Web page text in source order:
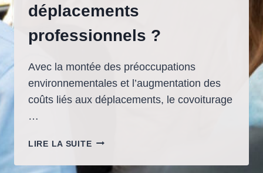
déplacements
professionnels ?
Avec la montée des préoccupations
environnementales et l’augmentation des
coûts liés aux déplacements, le covoiturage
…
LIRE LA SUITEQUAND
COVOITURAGE